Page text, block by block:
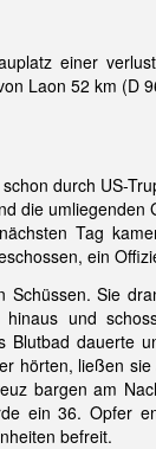
einer
Laon 52 km (D
durch US-
die
Tag
ein
Schüssen. Sie
und
Blutbad dauerte
hörten, ließen
bargen am
ein 36. Opfer
befreit.